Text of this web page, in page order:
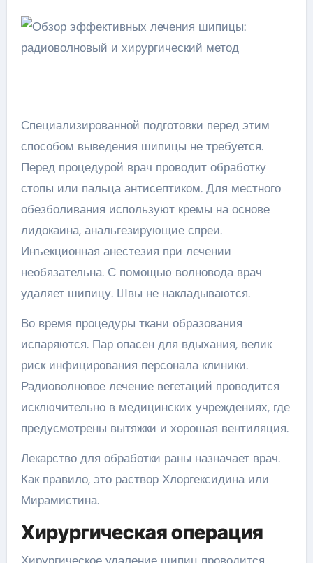
Специализированной подготовки перед этим
способом выведения шипицы не требуется.
Перед процедурой врач проводит обработку
стопы или пальца антисептиком. Для местного
обезболивания используют кремы на основе
лидокаина, анальгезирующие спреи.
Инъекционная анестезия при лечении
необязательна. С помощью волновода врач
удаляет шипицу. Швы не накладываются.
Во время процедуры ткани образования
испаряются. Пар опасен для вдыхания, велик
риск инфицирования персонала клиники.
Радиоволновое лечение вегетаций проводится
исключительно в медицинских учреждениях, где
предусмотрены вытяжки и хорошая вентиляция.
Лекарство для обработки раны назначает врач.
Как правило, это раствор Хлоргексидина или
Мирамистина.
Хирургическая операция
Хирургическое удаление шипиц проводится